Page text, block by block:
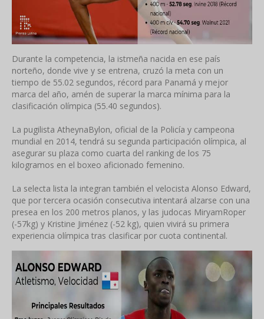
Durante la competencia, la istmeña nacida en ese país
norteño, donde vive y se entrena, cruzó la meta con un
tiempo de 55.02 segundos, récord para Panamá y mejor
marca del año, amén de superar la marca mínima para la
clasificación olímpica (55.40 segundos).
La pugilista AtheynaBylon, oficial de la Policía y campeona
mundial en 2014, tendrá su segunda participación olímpica, al
asegurar su plaza como cuarta del ranking de los 75
kilogramos en el boxeo aficionado femenino.
La selecta lista la integran también el velocista Alonso Edward,
que por tercera ocasión consecutiva intentará alzarse con una
presea en los 200 metros planos, y las judocas MiryamRoper
(-57kg) y Kristine Jiménez (-52 kg), quien vivirá su primera
experiencia olímpica tras clasificar por cuota continental.